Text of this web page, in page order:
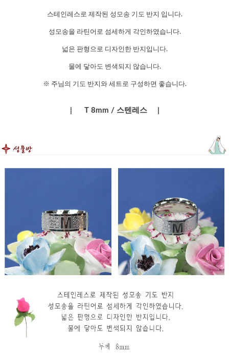
스테인레스로 제작된 성모송 기도 반지 입니다.
성모송을 라틴어로 섬세하게 각인하였습니다.
넓은 판형으로 디자인한 반지입니다.
물에 닿아도 변색되지 않습니다.
※ 주님의 기도 반지와 세트로 구성하면 좋습니다.
| T 8mm / 스텐레스 |